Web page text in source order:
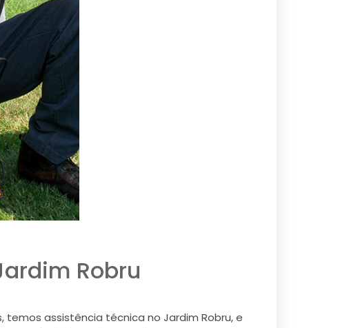
Robru
assistência técnica no Jardim Robru, e